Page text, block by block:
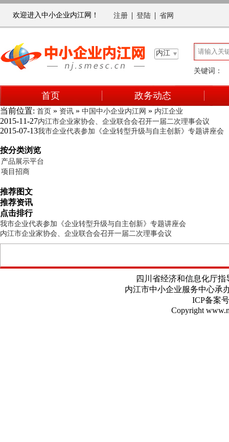
欢迎进入中小企业内江网！ 注册 | 登陆 | 省网
内江
关键词：
首页 政务动态
当前位置: 首页 » 资讯 » 中国中小企业内江网 » 内江企业
2015-11-27内江市企业家协会、企业联合会召开一届二次理事会议
2015-07-13我市企业代表参加《企业转型升级与自主创新》专题讲座会
按分类浏览
产品展示平台
项目招商
推荐图文
推荐资讯
点击排行
我市企业代表参加《企业转型升级与自主创新》专题讲座会
内江市企业家协会、企业联合会召开一届二次理事会议
四川省经济和信息化厅
内江市中小企业服务中心
ICP备案
Copyright